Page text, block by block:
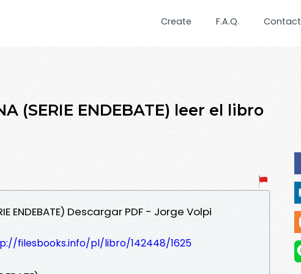
Create F.A.Q. Contact
(SERIE ENDEBATE) leer el libro
ENDEBATE) Descargar PDF - Jorge Volpi
filesbooks.info/pl/libro/142448/1625